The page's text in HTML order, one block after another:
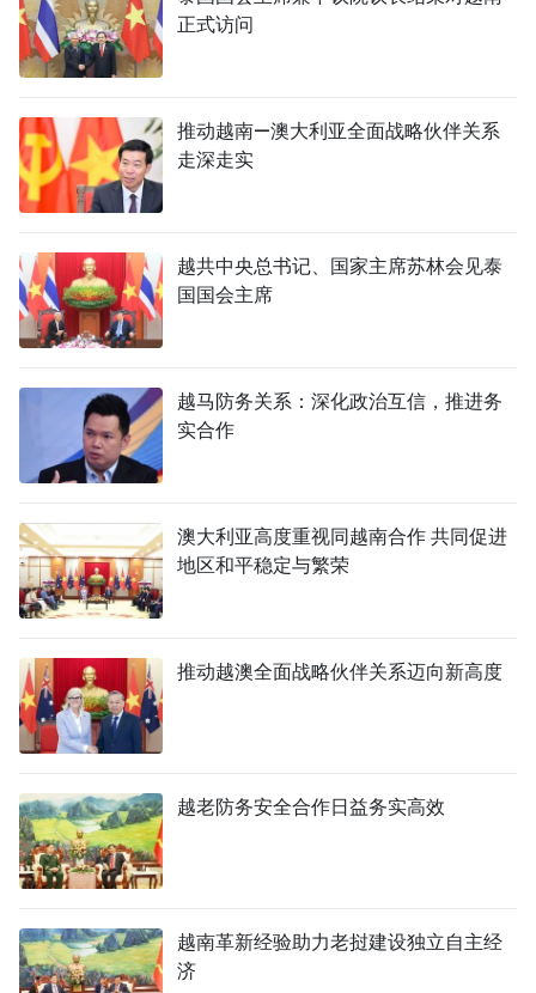
正式访问
推动越南—澳大利亚全面战略伙伴关系
走深走实
越共中央总书记、国家主席苏林会见泰
国国会主席
越马防务关系：深化政治互信，推进务
实合作
澳大利亚高度重视同越南合作 共同促进
地区和平稳定与繁荣
推动越澳全面战略伙伴关系迈向新高度
越老防务安全合作日益务实高效
越南革新经验助力老挝建设独立自主经
济